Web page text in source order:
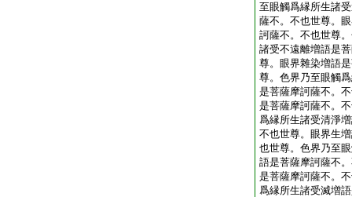
至眼觸爲縁所生諸
薩不。不也世尊。
訶薩不。不也世尊
諸受不遠離増語是
尊。眼界雜染増語
尊。色界乃至眼觸
是菩薩摩訶薩不。
是菩薩摩訶薩不。
爲縁所生諸受清淨
不也世尊。眼界生
也世尊。色界乃至
語是菩薩摩訶薩不
是菩薩摩訶薩不。
爲縁所生諸受滅増